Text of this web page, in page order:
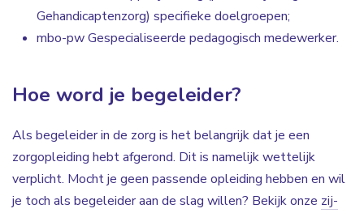
Gehandicaptenzorg) specifieke doelgroepen;
mbo-pw Gespecialiseerde pedagogisch medewerker.
Hoe word je begeleider?
Als begeleider in de zorg is het belangrijk dat je een
zorgopleiding hebt afgerond. Dit is namelijk wettelijk
verplicht. Mocht je geen passende opleiding hebben en wil
je toch als begeleider aan de slag willen? Bekijk onze zij-